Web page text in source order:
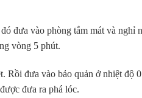
đưa vào phòng tắm mát và nghỉ
vòng 5 phút.
Rồi đưa vào bảo quản ở nhiệt độ
đưa ra phá lóc.